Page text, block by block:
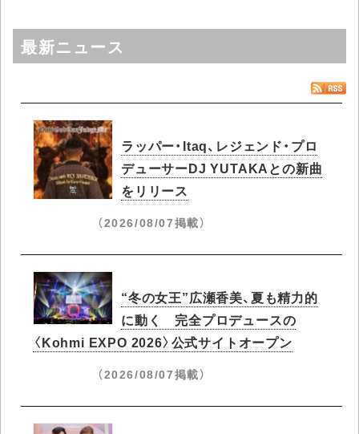
最新ニュース
ラッパー・Itaq、レジェンド・プロ
デューサーDJ YUTAKAとの新曲
をリリース
（2026/08/07掲載）
“冬の女王”広瀬香美、夏も精力的
に動く 完全プロデュースの
〈Kohmi EXPO 2026〉公式サイトオープン
（2026/08/07掲載）